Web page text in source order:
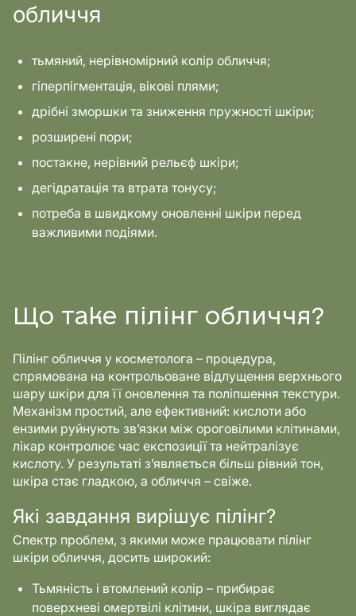
обличчя
тьмяний, нерівномірний колір обличчя;
гіперпігментація, вікові плями;
дрібні зморшки та зниження пружності шкіри;
розширені пори;
постакне, нерівний рельєф шкіри;
дегідратація та втрата тонусу;
потреба в швидкому оновленні шкіри перед
важливими подіями.
Що таке пілінг обличчя?
Пілінг обличчя у косметолога – процедура,
спрямована на контрольоване відлущення верхнього
шару шкіри для її оновлення та поліпшення текстури.
Механізм простий, але ефективний: кислоти або
ензими руйнують зв’язки між ороговілими клітинами,
лікар контролює час експозиції та нейтралізує
кислоту. У результаті з’являється більш рівний тон,
шкіра стає гладкою, а обличчя – свіже.
Які завдання вирішує пілінг?
Спектр проблем, з якими може працювати пілінг
шкіри обличчя, досить широкий:
Тьмяність і втомлений колір – прибирає
поверхневі омертвілі клітини, шкіра виглядає